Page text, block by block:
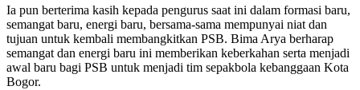
Ia pun berterima kasih kepada pengurus saat ini dalam formasi baru,
semangat baru, energi baru, bersama-sama mempunyai niat dan
tujuan untuk kembali membangkitkan PSB. Bima Arya berharap
semangat dan energi baru ini memberikan keberkahan serta menjadi
awal baru bagi PSB untuk menjadi tim sepakbola kebanggaan Kota
Bogor.